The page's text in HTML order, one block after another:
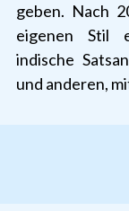
geben. Nach
eigenen Stil
indische
und anderen,